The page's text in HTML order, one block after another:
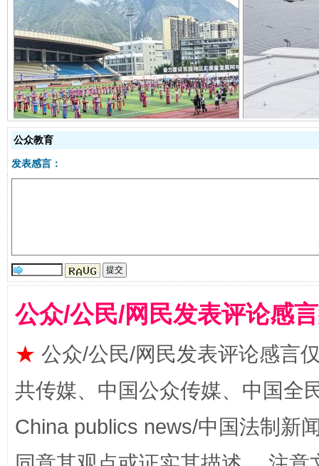
阿坝州三大球赛在茂县开幕 规模
扯下公款旅游的“隐身衣” 如何以
公众教育
发表感言：
公众/公民/网民发表评论感
★ 公众/公民/网民发表评论感言
共传媒、中国公众传媒、中国全
China publics news/中国法制新